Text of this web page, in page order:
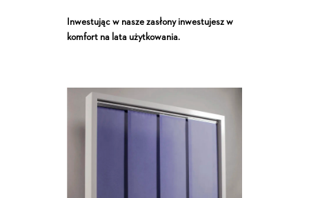
Inwestując w nasze zasłony inwestujesz w
komfort na lata użytkowania.